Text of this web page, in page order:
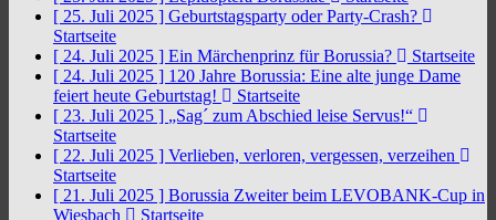
[ 25. Juli 2025 ] Geburtstagsparty oder Party-Crash?
Startseite
[ 24. Juli 2025 ] Ein Märchenprinz für Borussia?
Startseite
[ 24. Juli 2025 ] 120 Jahre Borussia: Eine alte junge Dame
feiert heute Geburtstag!
Startseite
[ 23. Juli 2025 ] „Sag´ zum Abschied leise Servus!“
Startseite
[ 22. Juli 2025 ] Verlieben, verloren, vergessen, verzeihen
Startseite
[ 21. Juli 2025 ] Borussia Zweiter beim LEVOBANK-Cup in
Wiesbach
Startseite